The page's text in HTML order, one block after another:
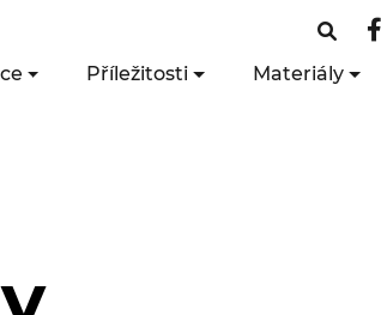
Příležitosti Materiály